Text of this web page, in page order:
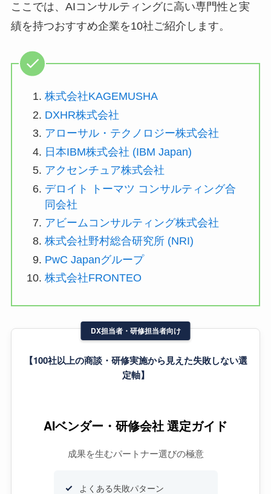
ここでは、AIコンサルティングに高い専門性と実
績を持つおすすめ企業を10社ご紹介します。
株式会社KAGEMUSHA
DXHR株式会社
アローサル・テクノロジー株式会社
日本IBM株式会社 (IBM Japan)
アクセンチュア株式会社
デロイト トーマツ コンサルティング合
同会社
アビームコンサルティング株式会社
株式会社野村総合研究所 (NRI)
PwC Japanグループ
株式会社FRONTEO
DX担当者・研修担当者向け
【100社以上の商談・研修実施から見えた失敗しない選
定軸】
AIベンダー・研修会社 選定ガイド
成果を生むパートナー選びの極意
よくある失敗パターン